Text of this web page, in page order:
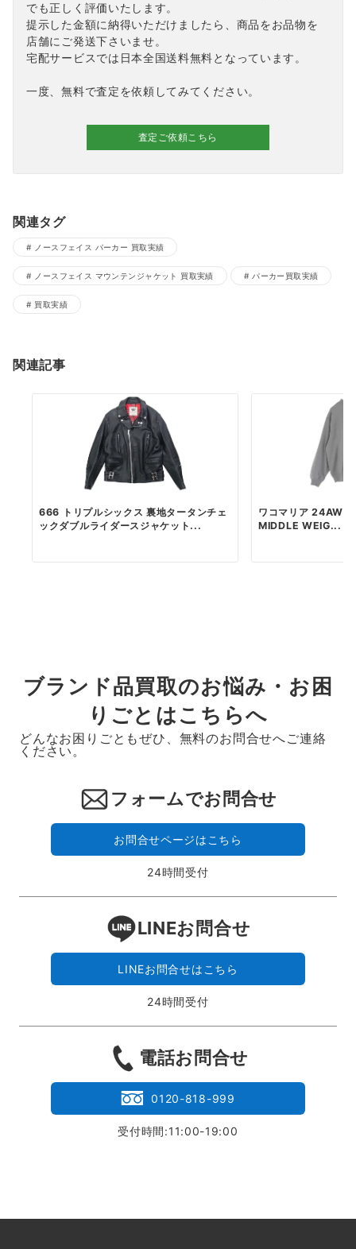
でも正しく評価いたします。
提示した金額に納得いただけましたら、商品をお品物を
店舗にご発送下さいませ。
宅配サービスでは日本全国送料無料となっています。
一度、無料で査定を依頼してみてください。
査定ご依頼こちら
関連タグ
ノースフェイス パーカー 買取実績
ノースフェイス マウンテンジャケット 買取実績 パーカー買取実績
買取実績
関連記事
666 トリプルシックス 裏地タータンチェ
ックダブルライダースジャケット...
ワコマリア 24AW
MIDDLE WEIG...
ブランド品買取のお悩み・お困
りごとはこちらへ
どんなお困りごともぜひ、無料のお問合せへご連絡
ください。
フォームでお問合せ
お問合せページはこちら
24時間受付
LINEお問合せ
LINEお問合せはこちら
24時間受付
電話お問合せ
0120-818-999
受付時間:11:00-19:00